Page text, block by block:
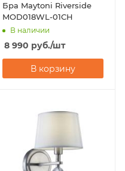
Бра Maytoni Riverside
MOD018WL-01CH
В наличии
8 990 руб./шт
В корзину